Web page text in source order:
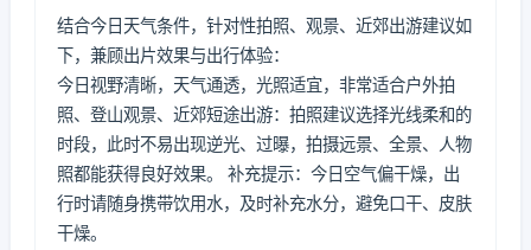
结合今日天气条件，针对性拍照、观景、近郊出游建议如
下，兼顾出片效果与出行体验：
今日视野清晰，天气通透，光照适宜，非常适合户外拍
照、登山观景、近郊短途出游：拍照建议选择光线柔和的
时段，此时不易出现逆光、过曝，拍摄远景、全景、人物
照都能获得良好效果。 补充提示：今日空气偏干燥，出
行时请随身携带饮用水，及时补充水分，避免口干、皮肤
干燥。